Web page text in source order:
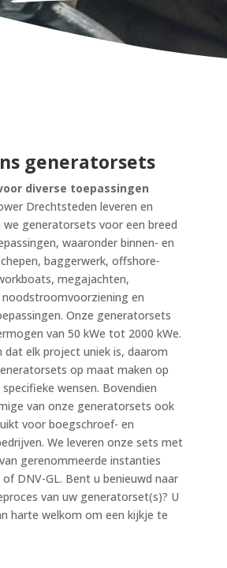
generatorsets
diverse toepassingen
Drechtsteden leveren en
we generatorsets voor een breed
waaronder binnen- en
baggerwerk, offshore-
megajachten,
en
Onze generatorsets
van 50 kWe tot 2000 kWe.
dat elk project uniek is, daarom
op maat maken op
wensen. Bovendien
van onze generatorsets ook
voor boegschroef- en
We leveren onze sets met
gerenommeerde instanties
of DNV-GL. Bent u benieuwd naar
van uw generatorset(s)? U
harte welkom om een kijkje te